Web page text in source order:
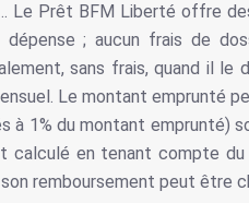
Le Prêt BFM Liberté offre
; aucun frais de
sans frais, quand il le
Le montant emprunté
à 1% du montant emprunté)
calculé en tenant compte
remboursement peut être